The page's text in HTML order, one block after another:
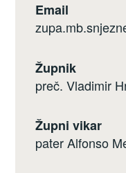
Email
Župnik
preč. Vladimir
Župni vikar
pater Alfonso